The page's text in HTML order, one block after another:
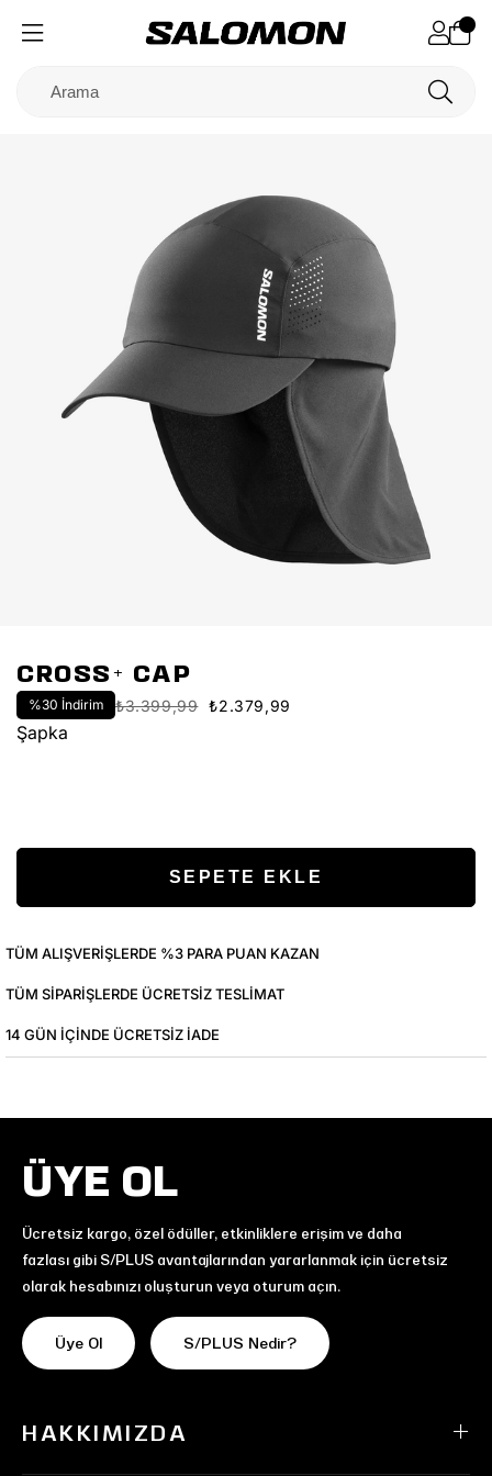
CROSS+ CAP
%30 İndirim ₺3.399,99 ₺2.379,99
Şapka
TÜM ALIŞVERIŞLERDE %3 PARA PUAN KAZAN
TÜM SIPARIŞLERDE ÜCRETSIZ TESLIMAT
14 GÜN IÇINDE ÜCRETSIZ IADE
ÜYE OL
Ücretsiz kargo, özel ödüller, etkinliklere erişim ve daha
fazlası gibi S/PLUS avantajlarından yararlanmak için ücretsiz
olarak hesabınızı oluşturun veya oturum açın.
Üye Ol S/PLUS Nedir?
HAKKIMIZDA